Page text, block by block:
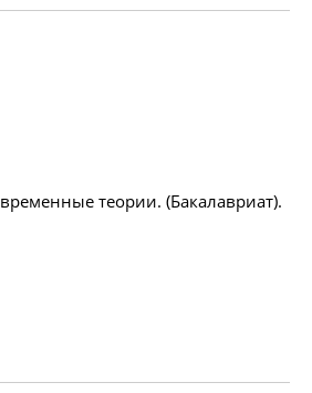
теории. (Бакалавриат).